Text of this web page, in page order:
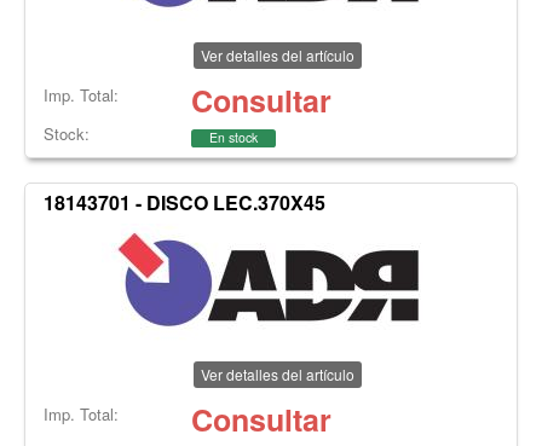
Ver detalles del artículo
Imp. Total: Consultar
Stock: En stock
18143701 - DISCO LEC.370X45
Ver detalles del artículo
Imp. Total: Consultar